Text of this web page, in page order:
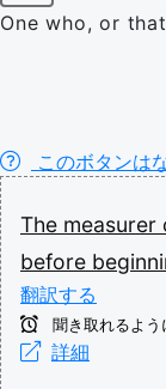
One who, or
このボタンは
The measurer
before
翻訳する
聞き取れるよう
詳細